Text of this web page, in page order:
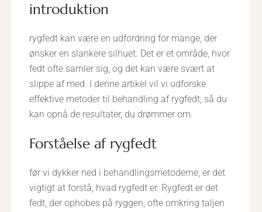
introduktion
rygfedt kan være en udfordring for mange, der
ønsker en slankere silhuet. Det er et område, hvor
fedt ofte samler sig, og det kan være svært at
slippe af med. I denne artikel vil vi udforske
effektive metoder til behandling af rygfedt, så du
kan opnå de resultater, du drømmer om.
forståelse af rygfedt
før vi dykker ned i behandlingsmetoderne, er det
vigtigt at forstå, hvad rygfedt er. Rygfedt er det
fedt, der ophobes på ryggen, ofte omkring taljen